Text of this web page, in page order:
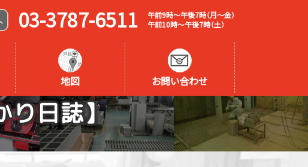
03-3787-6511
午前9時～午後7時（月～金）
午前10時～午後7時（土）
地図 お問い合わせ
り日誌】